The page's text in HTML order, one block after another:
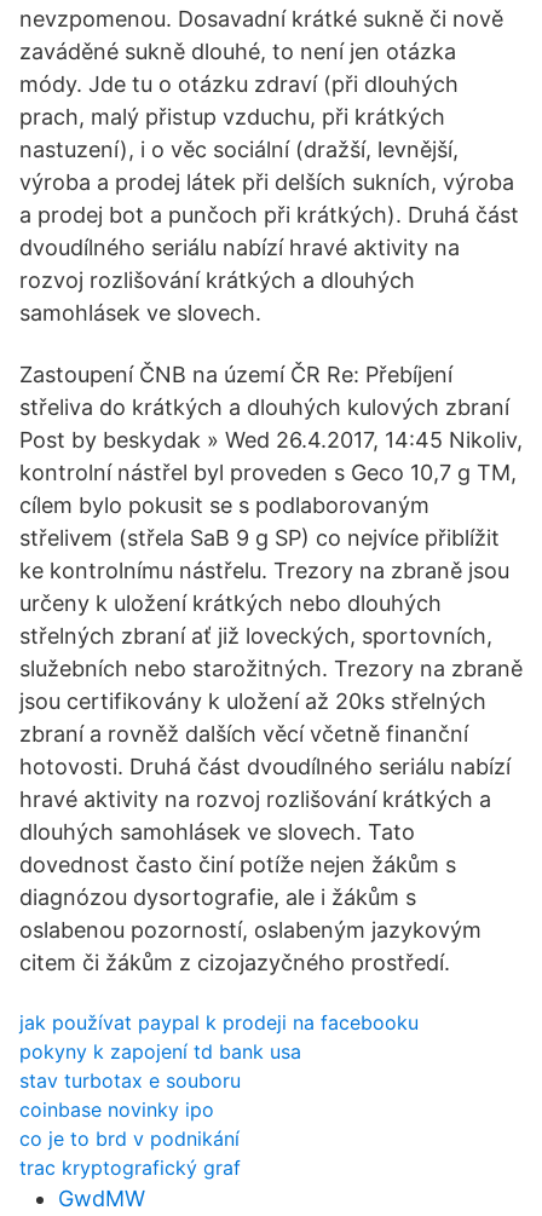
nevzpomenou. Dosavadní krátké sukně či nově
zaváděné sukně dlouhé, to není jen otázka
módy. Jde tu o otázku zdraví (při dlouhých
prach, malý přistup vzduchu, při krátkých
nastuzení), i o věc sociální (dražší, levnější,
výroba a prodej látek při delších sukních, výroba
a prodej bot a punčoch při krátkých). Druhá část
dvoudílného seriálu nabízí hravé aktivity na
rozvoj rozlišování krátkých a dlouhých
samohlásek ve slovech.
Zastoupení ČNB na území ČR Re: Přebíjení
střeliva do krátkých a dlouhých kulových zbraní
Post by beskydak » Wed 26.4.2017, 14:45 Nikoliv,
kontrolní nástřel byl proveden s Geco 10,7 g TM,
cílem bylo pokusit se s podlaborovaným
střelivem (střela SaB 9 g SP) co nejvíce přiblížit
ke kontrolnímu nástřelu. Trezory na zbraně jsou
určeny k uložení krátkých nebo dlouhých
střelných zbraní ať již loveckých, sportovních,
služebních nebo starožitných. Trezory na zbraně
jsou certifikovány k uložení až 20ks střelných
zbraní a rovněž dalších věcí včetně finanční
hotovosti. Druhá část dvoudílného seriálu nabízí
hravé aktivity na rozvoj rozlišování krátkých a
dlouhých samohlásek ve slovech. Tato
dovednost často činí potíže nejen žákům s
diagnózou dysortografie, ale i žákům s
oslabenou pozorností, oslabeným jazykovým
citem či žákům z cizojazyčného prostředí.
jak používat paypal k prodeji na facebooku
pokyny k zapojení td bank usa
stav turbotax e souboru
coinbase novinky ipo
co je to brd v podnikání
trac kryptografický graf
GwdMW